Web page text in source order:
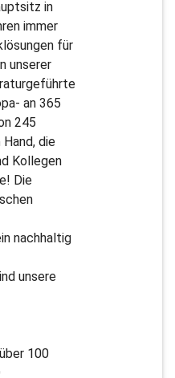
in
immer
für
unserer
an 365
245
die
Kollegen
Die
nachhaltig
unsere
100